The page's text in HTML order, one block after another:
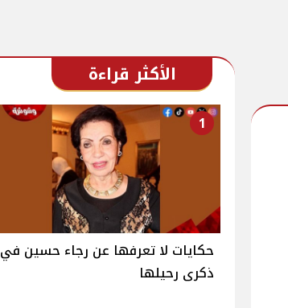
الأكثر قراءة
1
حكايات لا تعرفها عن رجاء حسين في
ذكرى رحيلها